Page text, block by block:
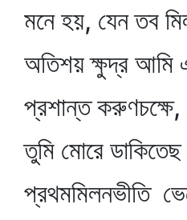
মনে হয়, যেন তব
অতিশয় ক্ষুদ্র আমি
প্রশান্ত
তুমি মোরে ডাকিতেছ
প্রথমমিলনভীতি